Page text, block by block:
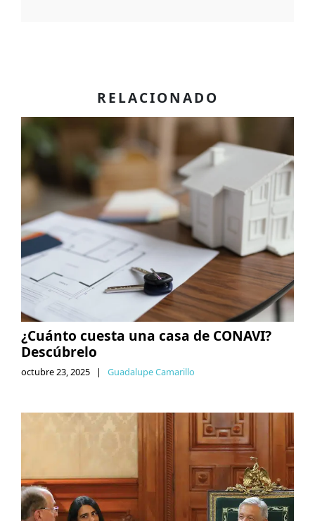
RELACIONADO
¿Cuánto cuesta una casa de CONAVI?
Descúbrelo
octubre 23, 2025 | Guadalupe Camarillo